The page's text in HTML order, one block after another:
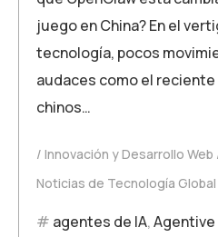
juego en China? En el
tecnología, pocos
audaces como el
chinos…
Innovación y Desarrollo Web
Noticias de Tecnología Global
agentes de IA,Agentive